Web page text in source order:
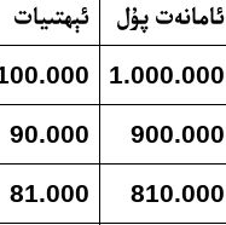
ئامانەت پۇل ئېھتىيات
1.000.000
900.000
90.000
810.000
81.000